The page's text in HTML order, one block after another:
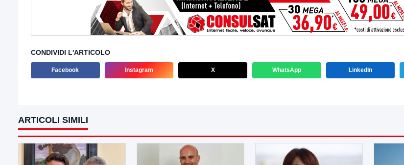
CONDIVIDI L'ARTICOLO
Facebook Instagram X WhatsApp LinkedIn
ARTICOLI SIMILI